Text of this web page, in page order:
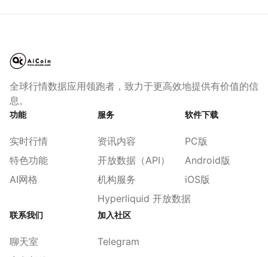
全球行情数据应用领跑者，致力于更高效地提供有价值的信
息。
功能
实时行情
特色功能
AI网格
服务
资讯内容
开放数据（API）
机构服务
Hyperliquid 开放数据
软件下载
PC版
Android版
iOS版
联系我们
聊天室
加入社区
Telegram